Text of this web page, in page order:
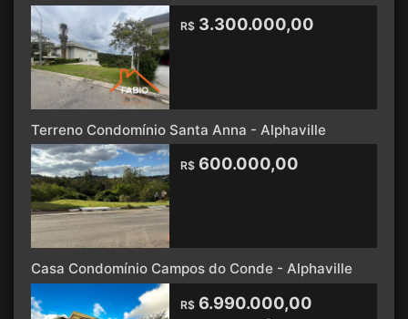
R$ 3.300.000,00
Terreno Condomínio Santa Anna - Alphaville
R$ 600.000,00
Casa Condomínio Campos do Conde - Alphaville
R$ 6.990.000,00